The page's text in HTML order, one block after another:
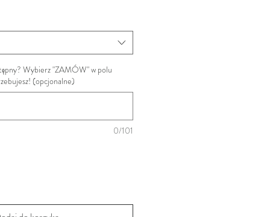
Wybierz "ZAMÓW" w polu
(opcjonalne)
0/101